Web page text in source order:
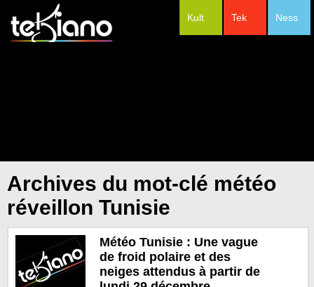
Ness
Tek
Kult
Archives du mot-clé météo
réveillon Tunisie
Météo Tunisie : Une vague
de froid polaire et des
neiges attendus à partir de